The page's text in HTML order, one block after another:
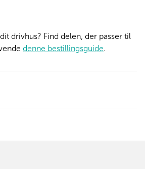
drivhus? Find delen, der passer til
denne bestillingsguide.